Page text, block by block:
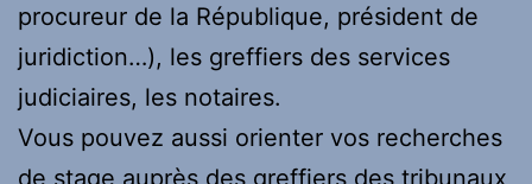
procureur de la République, président de
juridiction…), les greffiers des services
judiciaires, les notaires.
Vous pouvez aussi orienter vos recherches
de stage auprès des greffiers des tribunaux